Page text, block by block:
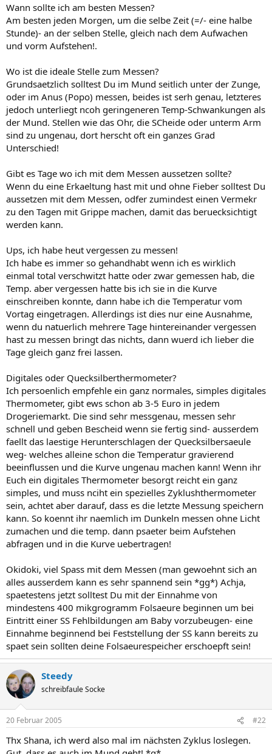
Wann sollte ich am besten Messen?
Am besten jeden Morgen, um die selbe Zeit (=/- eine halbe
Stunde)- an der selben Stelle, gleich nach dem Aufwachen
und vorm Aufstehen!.
Wo ist die ideale Stelle zum Messen?
Grundsaetzlich solltest Du im Mund seitlich unter der Zunge,
oder im Anus (Popo) messen, beides ist serh genau, letzteres
jedoch unterliegt ncoh geringeneren Temp-Schwankungen als
der Mund. Stellen wie das Ohr, die SCheide oder unterm Arm
sind zu ungenau, dort herscht oft ein ganzes Grad
Unterschied!
Gibt es Tage wo ich mit dem Messen aussetzen sollte?
Wenn du eine Erkaeltung hast mit und ohne Fieber solltest Du
aussetzen mit dem Messen, odfer zumindest einen Vermekr
zu den Tagen mit Grippe machen, damit das beruecksichtigt
werden kann.
Ups, ich habe heut vergessen zu messen!
Ich habe es immer so gehandhabt wenn ich es wirklich
einmal total verschwitzt hatte oder zwar gemessen hab, die
Temp. aber vergessen hatte bis ich sie in die Kurve
einschreiben konnte, dann habe ich die Temperatur vom
Vortag eingetragen. Allerdings ist dies nur eine Ausnahme,
wenn du natuerlich mehrere Tage hintereinander vergessen
hast zu messen bringt das nichts, dann wuerd ich lieber die
Tage gleich ganz frei lassen.
Digitales oder Quecksilberthermometer?
Ich persoenlich empfehle ein ganz normales, simples digitales
Thermometer, gibt ews schon ab 3-5 Euro in jedem
Drogeriemarkt. Die sind sehr messgenau, messen sehr
schnell und geben Bescheid wenn sie fertig sind- ausserdem
faellt das laestige Herunterschlagen der Quecksilbersaeule
weg- welches alleine schon die Temperatur gravierend
beeinflussen und die Kurve ungenau machen kann! Wenn ihr
Euch ein digitales Thermometer besorgt reicht ein ganz
simples, und muss nciht ein spezielles Zyklushthermometer
sein, achtet aber darauf, dass es die letzte Messung speichern
kann. So koennt ihr naemlich im Dunkeln messen ohne Licht
zumachen und die temp. dann psaeter beim Aufstehen
abfragen und in die Kurve uebertragen!
Okidoki, viel Spass mit dem Messen (man gewoehnt sich an
alles ausserdem kann es sehr spannend sein *gg*) Achja,
spaetestens jetzt solltest Du mit der Einnahme von
mindestens 400 mikgrogramm Folsaeure beginnen um bei
Eintritt einer SS Fehlbildungen am Baby vorzubeugen- eine
Einnahme beginnend bei Feststellung der SS kann bereits zu
spaet sein sollten deine Folsaeurespeicher erschoepft sein!
Steedy
schreibfaule Socke
20 Februar 2005 #22
Thx Shana, ich werd also mal im nächsten Zyklus loslegen.